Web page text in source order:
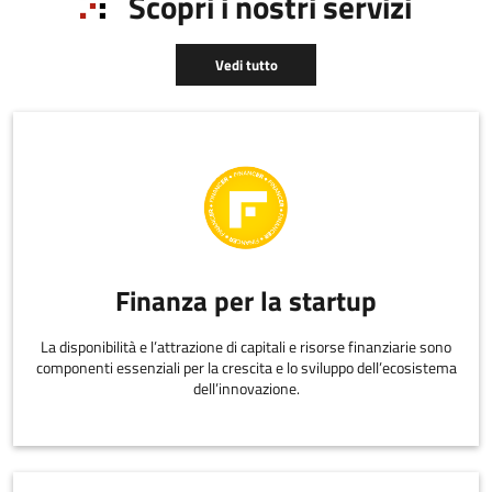
dell'impresa
Vedi tutto
Finanza per la startup
La disponibilità e l’attrazione di capitali e risorse finanziarie sono
componenti essenziali per la crescita e lo sviluppo dell’ecosistema
dell’innovazione.